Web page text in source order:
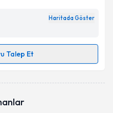
Haritada Göster
Talep Et
Size bu uzmandan